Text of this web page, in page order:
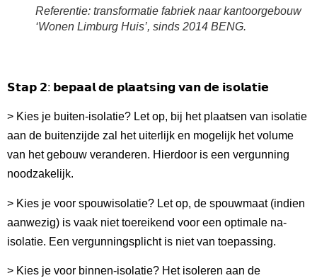
Referentie: transformatie fabriek naar kantoorgebouw
‘Wonen Limburg Huis’, sinds 2014 BENG.
𝗦𝘁𝗮𝗽 𝟮: 𝗯𝗲𝗽𝗮𝗮𝗹 𝗱𝗲 𝗽𝗹𝗮𝗮𝘁𝘀𝗶𝗻𝗴 𝘃𝗮𝗻 𝗱𝗲 𝗶𝘀𝗼𝗹𝗮𝘁𝗶𝗲
> Kies je buiten-isolatie? Let op, bij het plaatsen van isolatie
aan de buitenzijde zal het uiterlijk en mogelijk het volume
van het gebouw veranderen. Hierdoor is een vergunning
noodzakelijk.
> Kies je voor spouwisolatie? Let op, de spouwmaat (indien
aanwezig) is vaak niet toereikend voor een optimale na-
isolatie. Een vergunningsplicht is niet van toepassing.
> Kies je voor binnen-isolatie? Het isoleren aan de